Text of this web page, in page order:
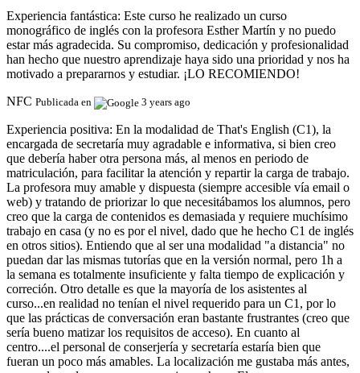
Experiencia fantástica: Este curso he realizado un curso
monográfico de inglés con la profesora Esther Martín y no puedo
estar más agradecida. Su compromiso, dedicación y profesionalidad
han hecho que nuestro aprendizaje haya sido una prioridad y nos ha
motivado a prepararnos y estudiar. ¡LO RECOMIENDO!
NFC Publicada en 3 years ago
Experiencia positiva: En la modalidad de That's English (C1), la
encargada de secretaría muy agradable e informativa, si bien creo
que debería haber otra persona más, al menos en periodo de
matriculación, para facilitar la atención y repartir la carga de trabajo.
La profesora muy amable y dispuesta (siempre accesible vía email o
web) y tratando de priorizar lo que necesitábamos los alumnos, pero
creo que la carga de contenidos es demasiada y requiere muchísimo
trabajo en casa (y no es por el nivel, dado que he hecho C1 de inglés
en otros sitios). Entiendo que al ser una modalidad "a distancia" no
puedan dar las mismas tutorías que en la versión normal, pero 1h a
la semana es totalmente insuficiente y falta tiempo de explicación y
correción. Otro detalle es que la mayoría de los asistentes al
curso...en realidad no tenían el nivel requerido para un C1, por lo
que las prácticas de conversación eran bastante frustrantes (creo que
sería bueno matizar los requisitos de acceso). En cuanto al
centro....el personal de conserjería y secretaría estaría bien que
fueran un poco más amables. La localización me gustaba más antes,